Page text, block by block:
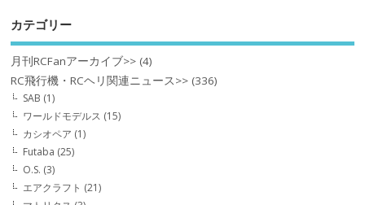
カテゴリー
月刊RCFanアーカイブ>> (4)
RC飛行機・RCヘリ関連ニュース>> (336)
SAB (1)
ワールドモデルス (15)
カシオペア (1)
Futaba (25)
O.S. (3)
エアクラフト (21)